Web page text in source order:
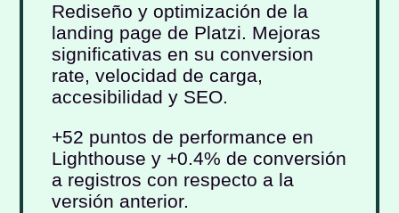
Rediseño y optimización de la
landing page de Platzi. Mejoras
significativas en su conversion
rate, velocidad de carga,
accesibilidad y SEO.
+52 puntos de performance en
Lighthouse y +0.4% de conversión
a registros con respecto a la
versión anterior.